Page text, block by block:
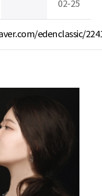
02-25
edenclassic/